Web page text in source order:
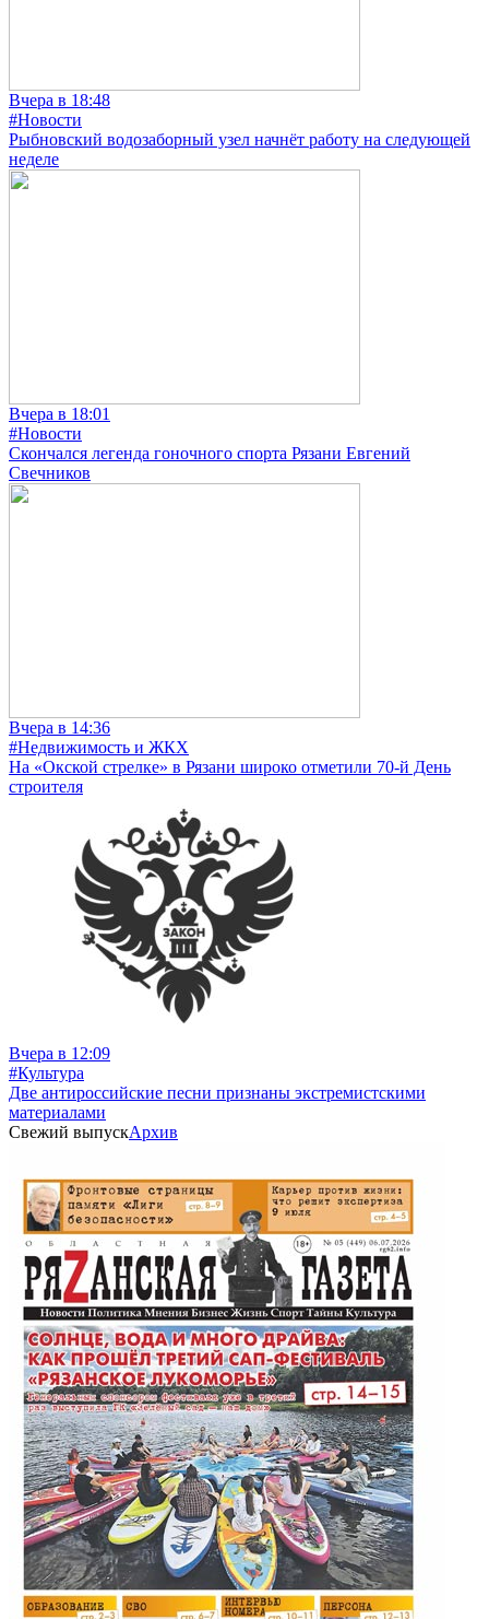
Вчера в 18:48
#Новости
Рыбновский водозаборный узел начнёт работу на следующей
неделе
Вчера в 18:01
#Новости
Скончался легенда гоночного спорта Рязани Евгений
Свечников
Вчера в 14:36
#Недвижимость и ЖКХ
На «Окской стрелке» в Рязани широко отметили 70-й День
строителя
Вчера в 12:09
#Культура
Две антироссийские песни признаны экстремистскими
материалами
Свежий выпускАрхив